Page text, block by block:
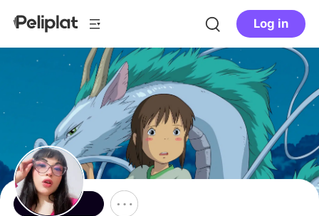
Log in
Follow